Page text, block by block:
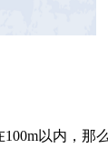
以内，那